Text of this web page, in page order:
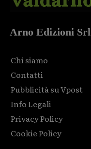
Arno Edizioni Srl
Chi siamo
Contatti
Pubblicità su Vpost
Info Legali
Privacy Policy
Cookie Policy